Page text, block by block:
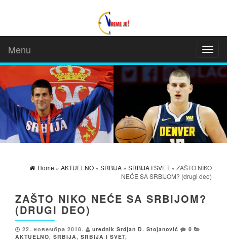
Menu
Home » AKTUELNO » SRBIJA » SRBIJA I SVET » ZAŠTO NIKO
NEĆE SA SRBIJOM? (drugi deo)
ZAŠTO NIKO NEĆE SA SRBIJOM?
(DRUGI DEO)
22. новембра 2018. urednik Srdjan D. Stojanović
0
AKTUELNO, SRBIJA , SRBIJA I SVET,